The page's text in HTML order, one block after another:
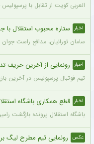
العربی کویت از تقابل با
اخبار ستاره محبوب استقلال با
سامان تورانیان، مدافع راست
اخبار رونمایی از آخرین حریف
تیم فوتبال پرسپولیس در آخرین
اخبار قطع همکاری باشگاه
باشگاه استقلال پرونده بازگشت
عکس رونمایی تیم مطرح لیگ